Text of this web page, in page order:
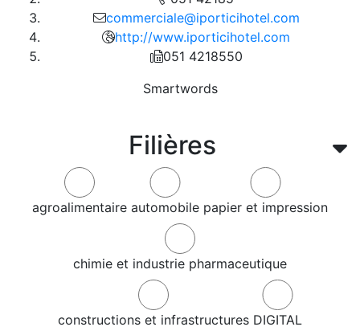
Filières
agroalimentaire automobile papier et impression
chimie et industrie pharmaceutique
constructions et infrastructures DIGITAL
commerciale@iporticihotel.com
http://www.iporticihotel.com
051 4218550
Smartwords